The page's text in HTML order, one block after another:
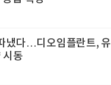
냈다…디오임플란트, 유
시동